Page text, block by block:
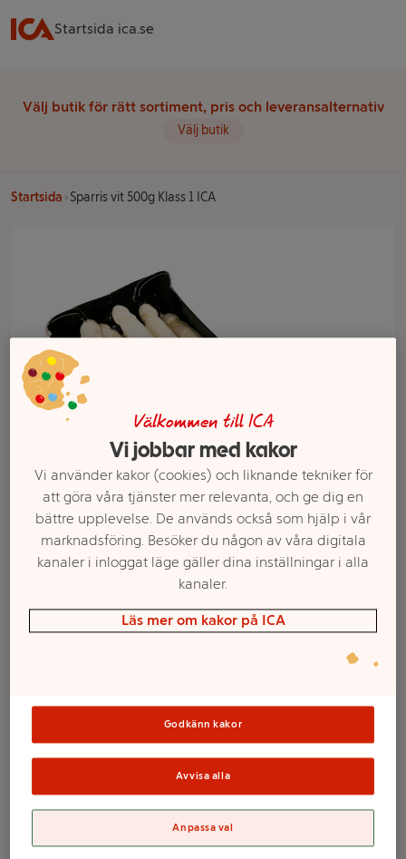
Startsida ica.se
Välj butik för rätt sortiment, pris och leveransalternativ
Välj butik
Startsida Sparris vit 500g Klass 1 ICA
Sparris vit 500g
Klass 1 ICA
Välj butik och handla
Välkommen till ICA
Vi jobbar med kakor
Vi använder kakor (cookies) och liknande tekniker för
att göra våra tjänster mer relevanta, och ge dig en
bättre upplevelse. De används också som hjälp i vår
marknadsföring. Besöker du någon av våra digitala
kanaler i inloggat läge gäller dina inställningar i alla
kanaler.
Läs mer om kakor på ICA
Godkänn kakor
Avvisa alla
Anpassa val